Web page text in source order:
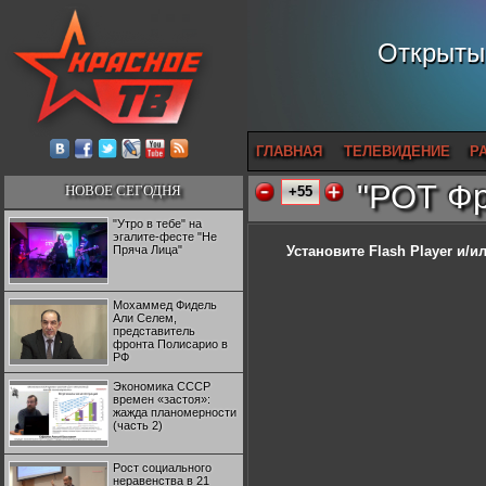
ГЛАВНАЯ ТЕЛЕВИДЕНИЕ
НОВОЕ СЕГОДНЯ
"Утро в тебе" на
эгалите-фесте "Не
Пряча Лица"
Мохаммед Фидель
Али Селем,
представитель
фронта Полисарио в
РФ
Экономика СССР
времен «застоя»:
жажда планомерности
(часть 2)
Рост социального
неравенства в 21
+55 "РОТ
Установите Flash Player и/